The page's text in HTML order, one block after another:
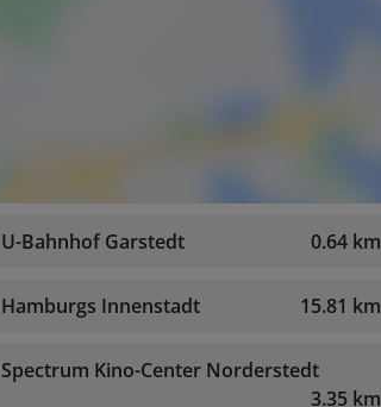
U-Bahnhof Garstedt 0.64 km
Hamburgs Innenstadt 15.81 km
Spectrum Kino-Center Norderstedt
3.35 km